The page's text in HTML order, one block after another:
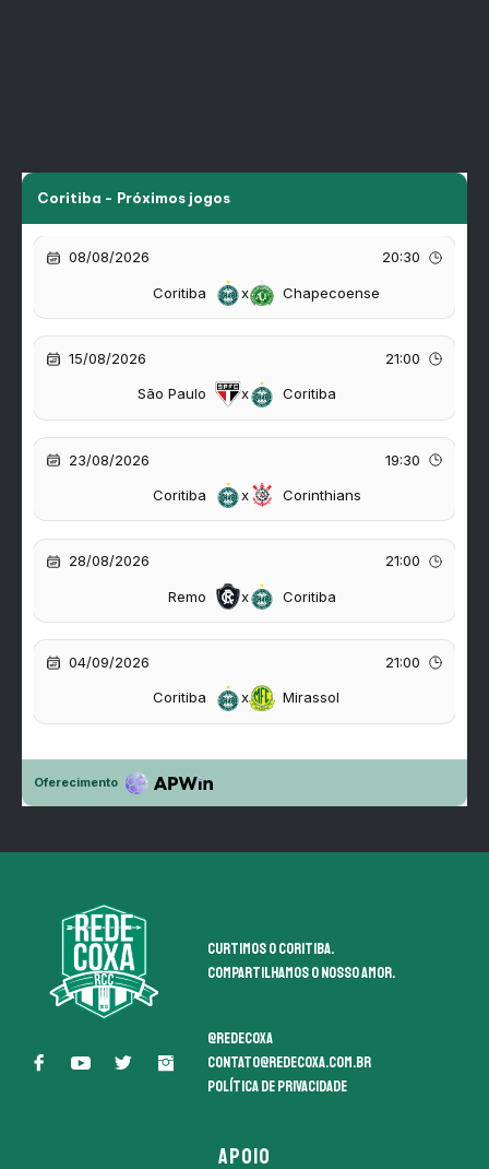
Curtimos o coritiba.
Compartilhamos o nosso amor.
@redecoxa
contato@redecoxa.com.br
Política de Privacidade
APOIO